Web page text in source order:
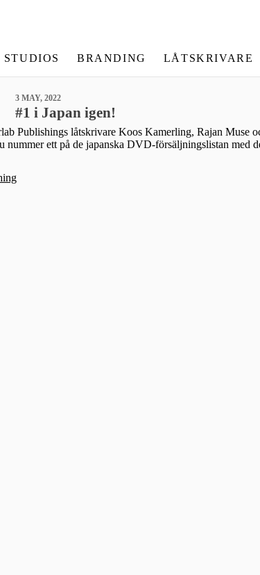
STUDIOS BRANDING LÅTSKRIVARE
3 MAY, 2022
#1 i Japan igen!
Publishings låtskrivare Koos Kamerling, Rajan Muse
nummer ett på de japanska DVD-försäljningslistan med